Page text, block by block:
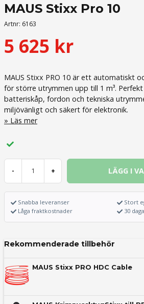
MAUS Stixx Pro 10
Artnr: 6163
5 625 kr
MAUS Stixx PRO 10 är ett automatiskt
för större utrymmen upp till 1 m³.
batteriskåp, fordon och tekniska
miljövänligt och säkert för elektronik.
Läs mer
- + LÄGG I
Snabba leveranser
Låga fraktkostnader
Stort
30
Rekommenderade tillbehör
MAUS Stixx PRO HDC Cable